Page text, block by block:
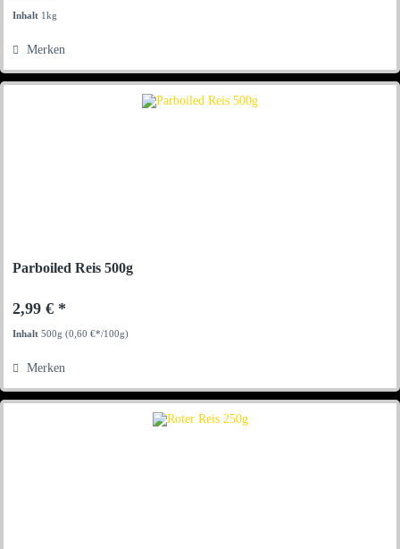
Inhalt 1kg
Merken
Parboiled Reis 500g
2,99 € *
Inhalt500g(0,60 €*/100g)
Merken